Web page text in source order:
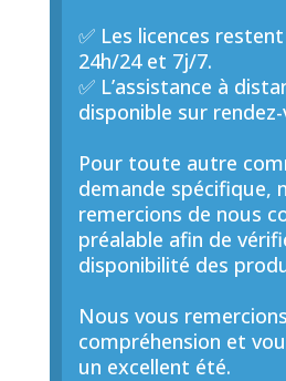
✅ Les licences
24h/24 et 7j/7.
✅ L’assistance à
disponible sur
Pour toute autre
demande spécifique,
remercions de nous
préalable afin de
disponibilité des
Nous vous
compréhension et
un excellent été.